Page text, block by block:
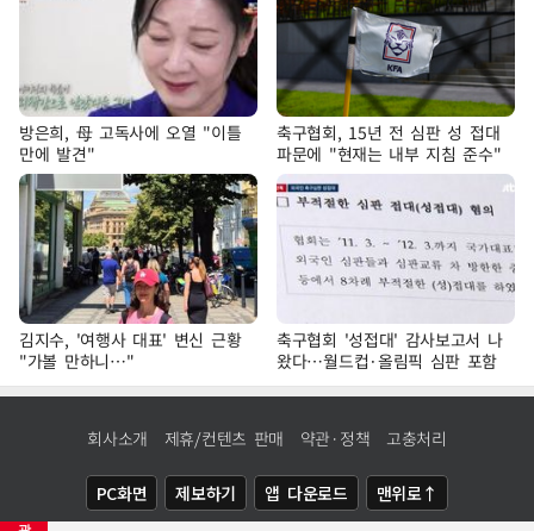
방은희, 母 고독사에 오열 "이틀
만에 발견"
축구협회, 15년 전 심판 성 접대
파문에 "현재는 내부 지침 준수"
김지수, '여행사 대표' 변신 근황
"가볼 만하니…"
축구협회 '성접대' 감사보고서 나
왔다…월드컵·올림픽 심판 포함
회사소개 제휴/컨텐츠 판매 약관·정책 고충처리
PC화면 제보하기 앱 다운로드 맨위로↑